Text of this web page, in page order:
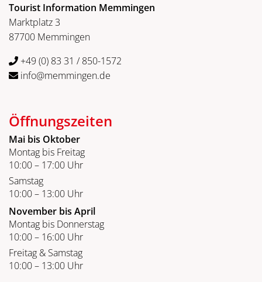
Tourist Information Memmingen
Marktplatz 3
87700 Memmingen
+49 (0) 83 31 / 850-1572
info@memmingen.de
Öffnungszeiten
Mai bis Oktober
Montag bis Freitag
10:00 – 17:00 Uhr
Samstag
10:00 – 13:00 Uhr
November bis April
Montag bis Donnerstag
10:00 – 16:00 Uhr
Freitag & Samstag
10:00 – 13:00 Uhr